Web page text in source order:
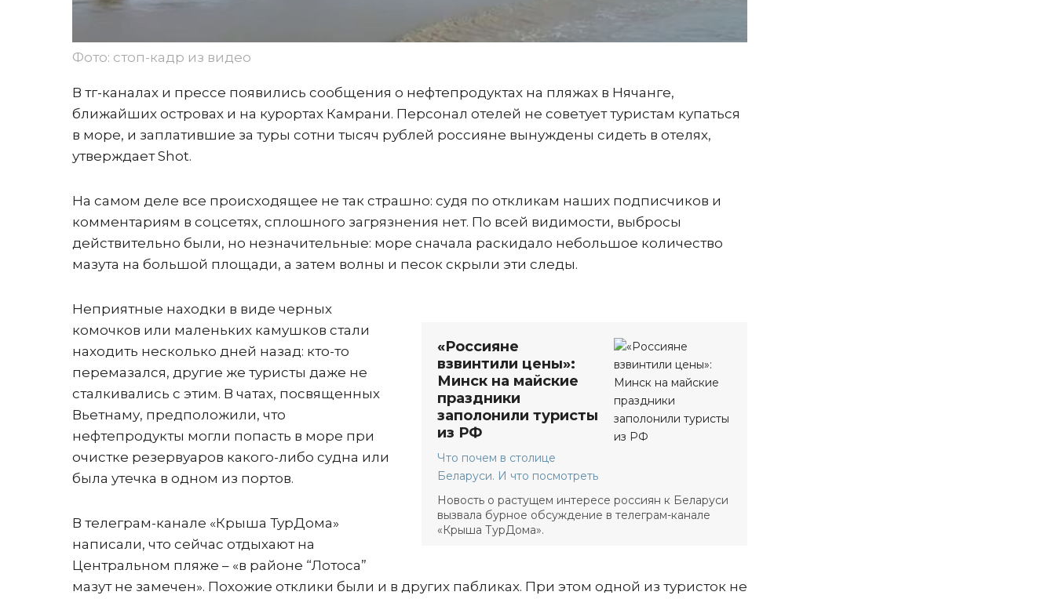
Фото: стоп-кадр из видео
В тг-каналах и прессе появились сообщения о нефтепродуктах на пляжах в Нячанге,
ближайших островах и на курортах Камрани. Персонал отелей не советует туристам купаться
в море, и заплатившие за туры сотни тысяч рублей россияне вынуждены сидеть в отелях,
утверждает Shot.
На самом деле все происходящее не так страшно: судя по откликам наших подписчиков и
комментариям в соцсетях, сплошного загрязнения нет. По всей видимости, выбросы
действительно были, но незначительные: море сначала раскидало небольшое количество
мазута на большой площади, а затем волны и песок скрыли эти следы.
«Россияне
взвинтили цены»:
Минск на майские
праздники
заполонили туристы
из РФ
Что почем в столице
Беларуси. И что посмотреть
Новость о растущем интересе россиян к Беларуси
вызвала бурное обсуждение в телеграм-канале
«Крыша ТурДома».
Неприятные находки в виде черных
комочков или маленьких камушков стали
находить несколько дней назад: кто-то
перемазался, другие же туристы даже не
сталкивались с этим. В чатах, посвященных
Вьетнаму, предположили, что
нефтепродукты могли попасть в море при
очистке резервуаров какого-либо судна или
была утечка в одном из портов.
В телеграм-канале «Крыша ТурДома»
написали, что сейчас отдыхают на
Центральном пляже – «в районе “Лотоса”
мазут не замечен». Похожие отклики были и в других пабликах. При этом одной из туристок не